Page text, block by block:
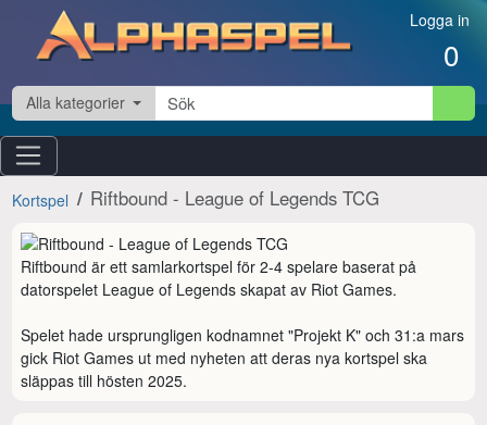
Hoppa till innehåll Logga in
0
Alla kategorier
Kortspel Riftbound - League of Legends TCG
Riftbound är ett samlarkortspel för 2-4 spelare baserat på
datorspelet League of Legends skapat av Riot Games.
Spelet hade ursprungligen kodnamnet "Projekt K" och 31:a mars
gick Riot Games ut med nyheten att deras nya kortspel ska
släppas till hösten 2025.